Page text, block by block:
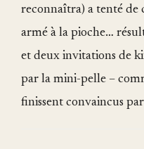
reconnaîtra) a tenté de
armé à la pioche…
et deux invitations de
par la mini-pelle –
finissent convaincus